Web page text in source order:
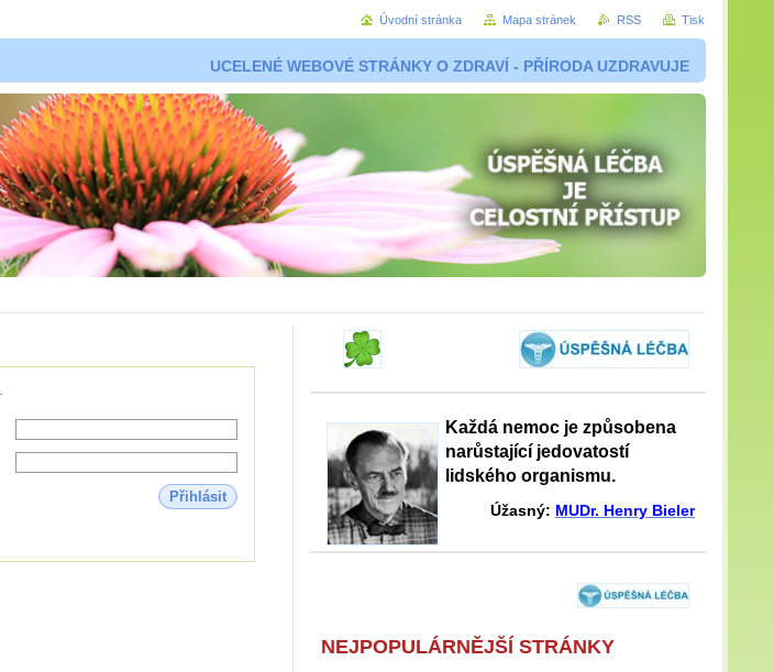
UCELENÉ WEBOVÉ STRÁNKY O ZDRAVÍ - PŘÍRODA UZDRAVUJE
Přihlásit
Každá nemoc je způsobena
narůstající jedovatostí
lidského organismu.
Úžasný: MUDr. Henry Bieler
NEJPOPULÁRNĚJŠÍ STRÁNKY
Úvodní stránka Mapa stránek RSS Tisk